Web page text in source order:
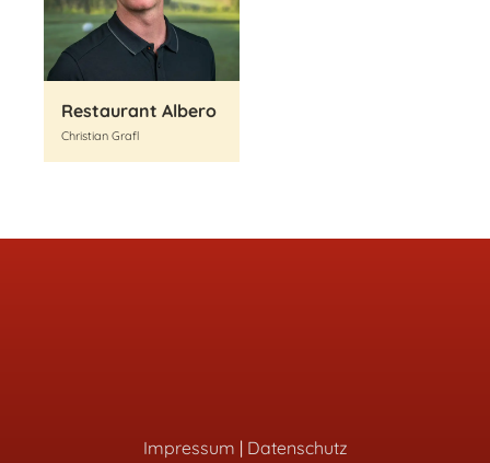
Restaurant Albero
Christian Grafl
Impressum | Datenschutz